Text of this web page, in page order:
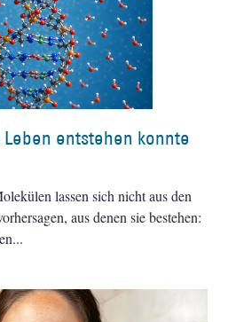
entstehen konnte
lassen sich nicht aus den
aus denen sie bestehen: